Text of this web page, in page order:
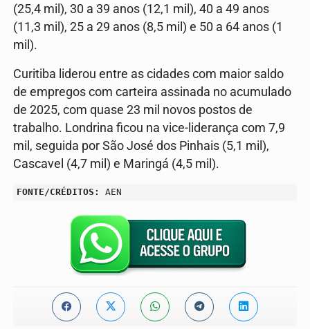
(25,4 mil), 30 a 39 anos (12,1 mil), 40 a 49 anos
(11,3 mil), 25 a 29 anos (8,5 mil) e 50 a 64 anos (1
mil).
Curitiba liderou entre as cidades com maior saldo
de empregos com carteira assinada no acumulado
de 2025, com quase 23 mil novos postos de
trabalho. Londrina ficou na vice-liderança com 7,9
mil, seguida por São José dos Pinhais (5,1 mil),
Cascavel (4,7 mil) e Maringá (4,5 mil).
FONTE/CRÉDITOS: AEN